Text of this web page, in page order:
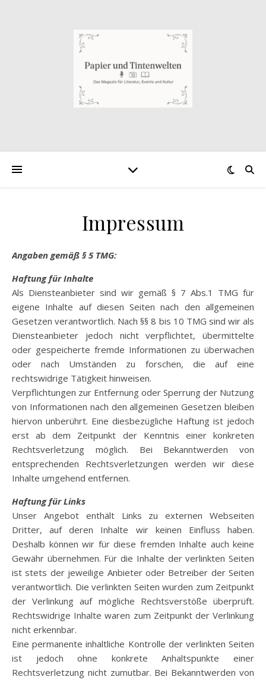
Impressum
Angaben gemäß § 5 TMG:
Haftung für Inhalte
Als Diensteanbieter sind wir gemäß § 7 Abs.1 TMG für
eigene Inhalte auf diesen Seiten nach den allgemeinen
Gesetzen verantwortlich. Nach §§ 8 bis 10 TMG sind wir als
Diensteanbieter jedoch nicht verpflichtet, übermittelte
oder gespeicherte fremde Informationen zu überwachen
oder nach Umständen zu forschen, die auf eine
rechtswidrige Tätigkeit hinweisen.
Verpflichtungen zur Entfernung oder Sperrung der Nutzung
von Informationen nach den allgemeinen Gesetzen bleiben
hiervon unberührt. Eine diesbezügliche Haftung ist jedoch
erst ab dem Zeitpunkt der Kenntnis einer konkreten
Rechtsverletzung möglich. Bei Bekanntwerden von
entsprechenden Rechtsverletzungen werden wir diese
Inhalte umgehend entfernen.
Haftung für Links
Unser Angebot enthält Links zu externen Webseiten
Dritter, auf deren Inhalte wir keinen Einfluss haben.
Deshalb können wir für diese fremden Inhalte auch keine
Gewähr übernehmen. Für die Inhalte der verlinkten Seiten
ist stets der jeweilige Anbieter oder Betreiber der Seiten
verantwortlich. Die verlinkten Seiten wurden zum Zeitpunkt
der Verlinkung auf mögliche Rechtsverstöße überprüft.
Rechtswidrige Inhalte waren zum Zeitpunkt der Verlinkung
nicht erkennbar.
Eine permanente inhaltliche Kontrolle der verlinkten Seiten
ist jedoch ohne konkrete Anhaltspunkte einer
Rechtsverletzung nicht zumutbar. Bei Bekanntwerden von